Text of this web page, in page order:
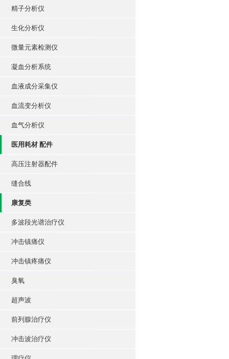
精子分析仪
生化分析仪
微量元素检测仪
凝血分析系统
血液成分采集仪
血流变分析仪
血气分析仪
医用耗材 配件
高压注射器配件
缝合线
康复类
多波段光谱治疗仪
冲击镇痛仪
冲击镇疼痛仪
臭氧
超声波
前列腺治疗仪
冲击波治疗仪